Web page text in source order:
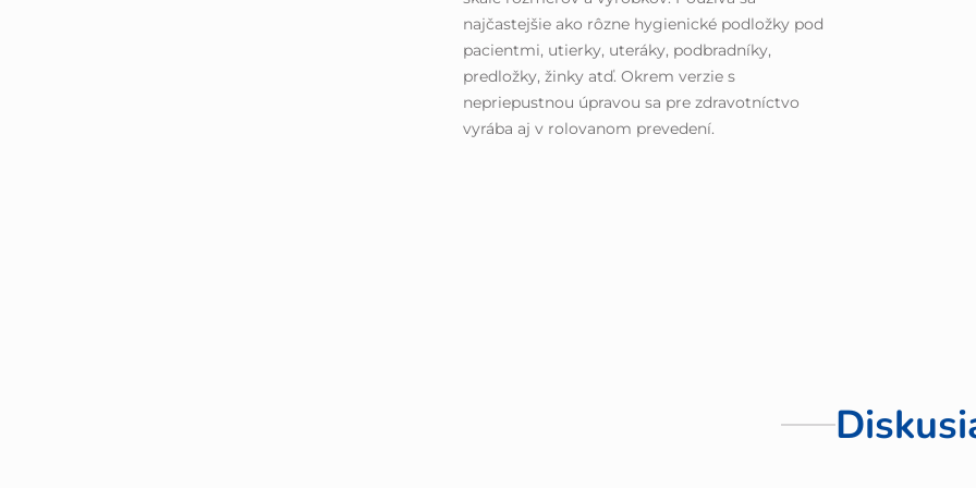
najčastejšie ako rôzne hygienické podložky pod
pacientmi, utierky, uteráky, podbradníky,
predložky, žinky atď. Okrem verzie s
nepriepustnou úpravou sa pre zdravotníctvo
vyrába aj v rolovanom prevedení.